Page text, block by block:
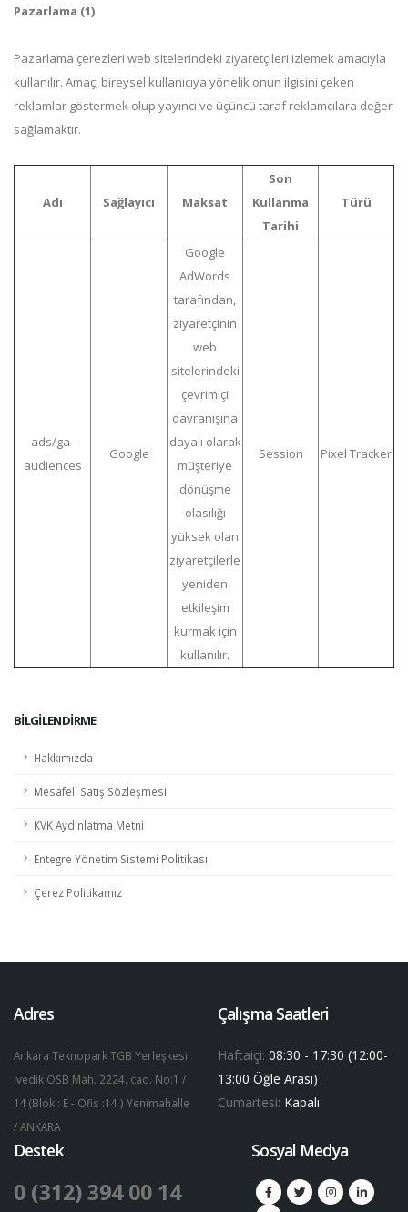
BILGILENDIRME
Hakkımızda
Mesafeli Satış Sözleşmesi
KVK Aydınlatma Metni
Entegre Yönetim Sistemi Politikası
Çerez Politikamız
Pazarlama (1)
Pazarlama çerezleri web sitelerindeki ziyaretçileri izlemek amacıyla
kullanılır. Amaç, bireysel kullanıcıya yönelik onun ilgisini çeken
reklamlar göstermek olup yayıncı ve üçüncü taraf reklamcılara değer
sağlamaktır.
Adı Sağlayıcı Maksat
Son
Kullanma
Tarihi
Türü
ads/ga-
audiences
Google
Google
AdWords
tarafından,
ziyaretçinin
web
sitelerindeki
çevrimiçi
davranışına
dayalı olarak
müşteriye
dönüşme
olasılığı
yüksek olan
ziyaretçilerle
yeniden
etkileşim
kurmak için
kullanılır.
Session Pixel Tracker
Adres
Ankara Teknopark TGB Yerleşkesi
İvedik OSB Mah. 2224. cad. No:1 /
14 (Blok : E - Ofis :14 ) Yenimahalle
/ ANKARA
Çalışma Saatleri
Haftaiçi: 08:30 - 17:30 (12:00-
13:00 Öğle Arası)
Cumartesi: Kapalı
Destek
0 (312) 394 00 14
Sosyal Medya